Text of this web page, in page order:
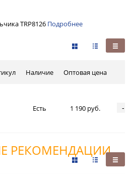
TRP8126 Подробнее
Наличие Оптовая цена
Есть 1 190 руб. -
РЕКОМЕНДАЦИИ